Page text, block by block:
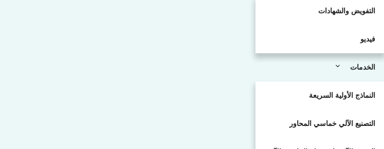
التفويض والشهادات
فيديو
الخدمات
النماذج الأولية السريعة
التصنيع الآلي خماسي المحاور